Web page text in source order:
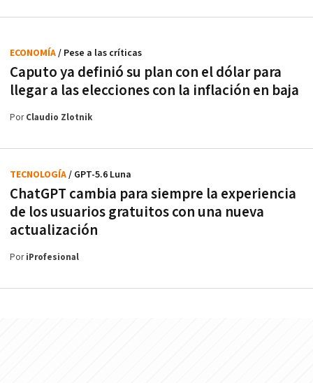
Caputo ya definió su plan con el dólar para
llegar a las elecciones con la inflación en baja
ECONOMÍA/ Pese a las críticas
PorClaudio Zlotnik
ChatGPT cambia para siempre la experiencia
de los usuarios gratuitos con una nueva
actualización
TECNOLOGÍA/ GPT-5.6 Luna
PoriProfesional